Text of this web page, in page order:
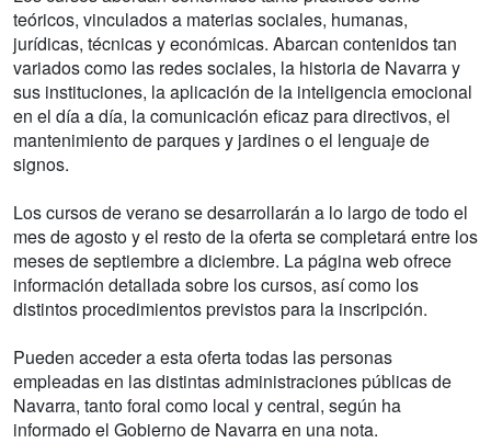
teóricos, vinculados a materias sociales, humanas,
jurídicas, técnicas y económicas. Abarcan contenidos tan
variados como las redes sociales, la historia de Navarra y
sus instituciones, la aplicación de la inteligencia emocional
en el día a día, la comunicación eficaz para directivos, el
mantenimiento de parques y jardines o el lenguaje de
signos.
Los cursos de verano se desarrollarán a lo largo de todo el
mes de agosto y el resto de la oferta se completará entre los
meses de septiembre a diciembre. La página web ofrece
información detallada sobre los cursos, así como los
distintos procedimientos previstos para la inscripción.
Pueden acceder a esta oferta todas las personas
empleadas en las distintas administraciones públicas de
Navarra, tanto foral como local y central, según ha
informado el Gobierno de Navarra en una nota.